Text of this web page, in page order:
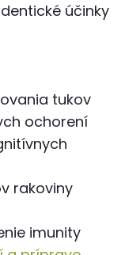
účinky
tukov
ochorení
rakoviny
imunity